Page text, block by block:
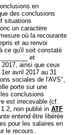
en
des conclusions
situations
un caractère
où la recourante
et au renvoi
ce qu'il soit constaté
et
2017, ainsi que ceux
avril 2017 au 31
sociales de l'AVS",
porte sur une
conclusions
est irrecevable (cf.
non publié in ATF
entend être libérée
pour les salaires en
le recours.